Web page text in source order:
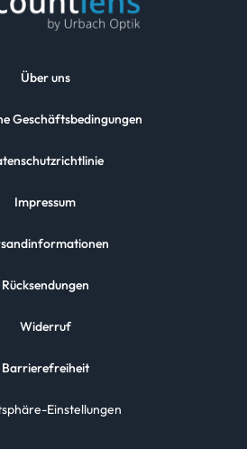
Über uns
Geschäftsbedingungen
Impressum
Rücksendungen
Widerruf
Barrierefreiheit
Einstellungen